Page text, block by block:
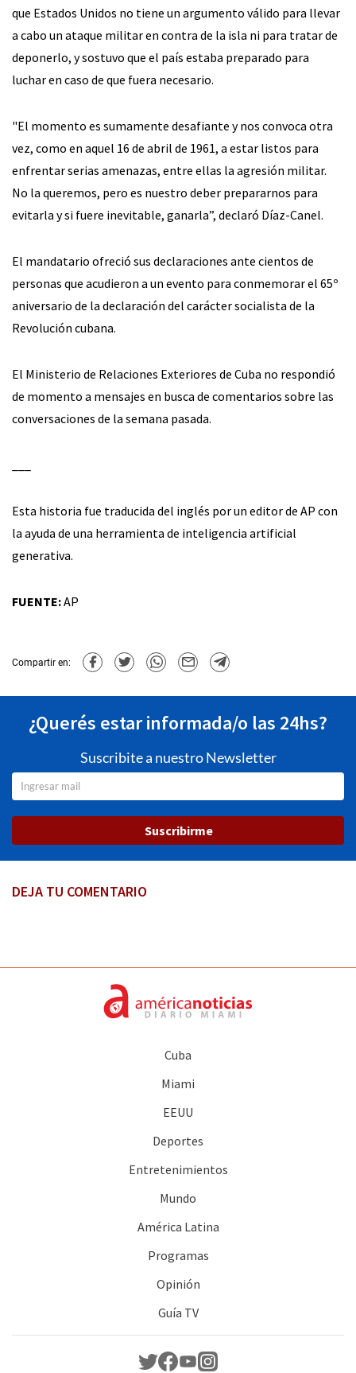
que Estados Unidos no tiene un argumento válido para llevar
a cabo un ataque militar en contra de la isla ni para tratar de
deponerlo, y sostuvo que el país estaba preparado para
luchar en caso de que fuera necesario.
"El momento es sumamente desafiante y nos convoca otra
vez, como en aquel 16 de abril de 1961, a estar listos para
enfrentar serias amenazas, entre ellas la agresión militar.
No la queremos, pero es nuestro deber prepararnos para
evitarla y si fuere inevitable, ganarla”, declaró Díaz-Canel.
El mandatario ofreció sus declaraciones ante cientos de
personas que acudieron a un evento para conmemorar el 65º
aniversario de la declaración del carácter socialista de la
Revolución cubana.
El Ministerio de Relaciones Exteriores de Cuba no respondió
de momento a mensajes en busca de comentarios sobre las
conversaciones de la semana pasada.
Esta historia fue traducida del inglés por un editor de AP con
la ayuda de una herramienta de inteligencia artificial
generativa.
FUENTE:AP
Compartir en:
¿Querés estar informada/o las 24hs?
Suscribite a nuestro Newsletter
Suscribirme
DEJA TU COMENTARIO
Cuba
Miami
EEUU
Deportes
Entretenimientos
Mundo
América Latina
Programas
Opinión
Guía TV